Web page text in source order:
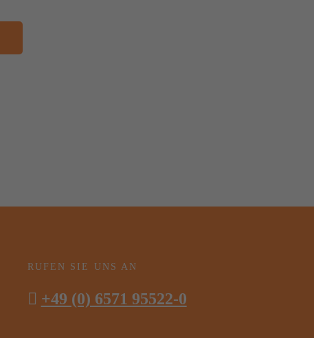
RUFEN SIE UNS AN
+49 (0) 6571 95522-0